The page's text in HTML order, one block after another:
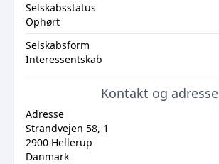
Selskabsstatus
Ophørt
Selskabsform
Interessentskab
Kontakt og adresse
Adresse
Strandvejen 58, 1
2900 Hellerup
Danmark